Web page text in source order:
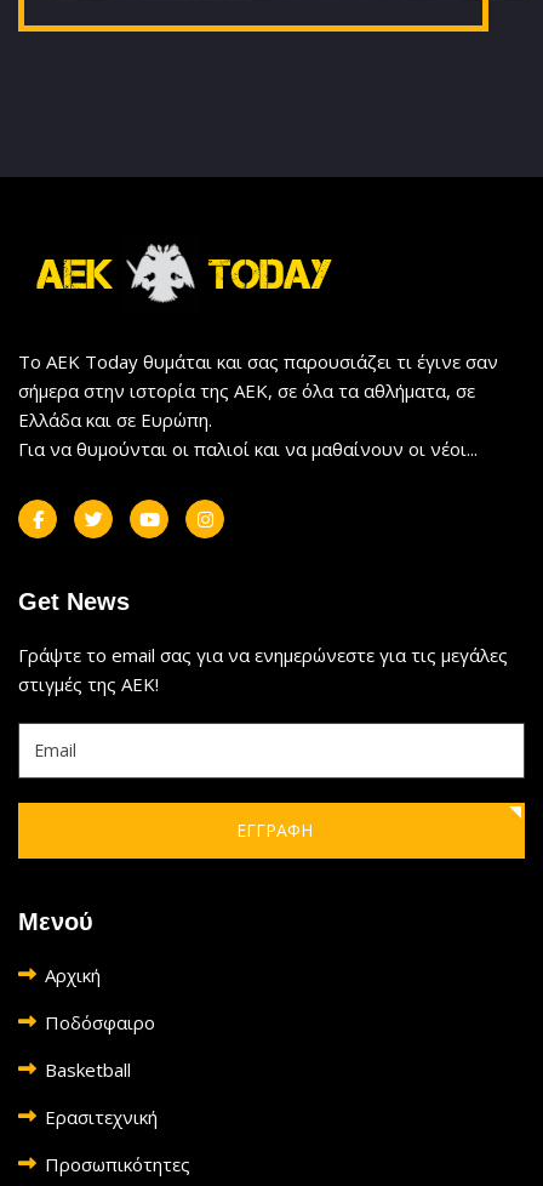
Το AEK Today θυμάται και σας παρουσιάζει τι έγινε σαν
σήμερα στην ιστορία της ΑΕΚ, σε όλα τα αθλήματα, σε
Ελλάδα και σε Ευρώπη.
Για να θυμούνται οι παλιοί και να μαθαίνουν οι νέοι...
Get News
Γράψτε το email σας για να ενημερώνεστε για τις μεγάλες
στιγμές της ΑΕΚ!
ΕΓΓΡΑΦΗ
Μενού
Αρχική
Ποδόσφαιρο
Basketball
Ερασιτεχνική
Προσωπικότητες